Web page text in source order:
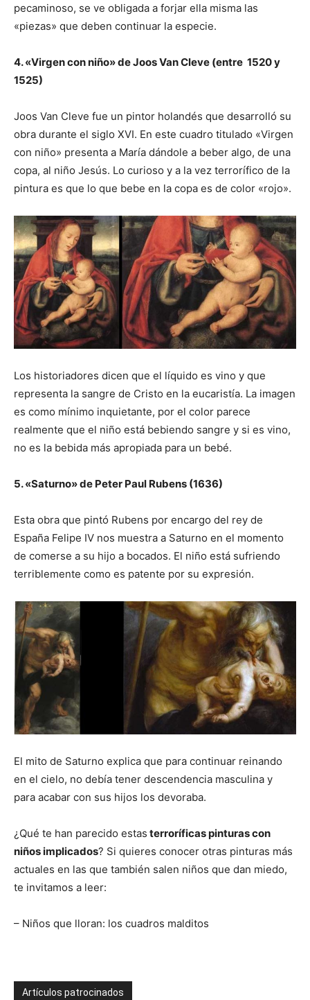
pecaminoso, se ve obligada a forjar ella misma las
«piezas» que deben continuar la especie.
4. «Virgen con niño» de Joos Van Cleve (entre 1520 y
1525)
Joos Van Cleve fue un pintor holandés que desarrolló su
obra durante el siglo XVI. En este cuadro titulado «Virgen
con niño» presenta a María dándole a beber algo, de una
copa, al niño Jesús. Lo curioso y a la vez terrorífico de la
pintura es que lo que bebe en la copa es de color «rojo».
Los historiadores dicen que el líquido es vino y que
representa la sangre de Cristo en la eucaristía. La imagen
es como mínimo inquietante, por el color parece
realmente que el niño está bebiendo sangre y si es vino,
no es la bebida más apropiada para un bebé.
5. «Saturno» de Peter Paul Rubens (1636)
Esta obra que pintó Rubens por encargo del rey de
España Felipe IV nos muestra a Saturno en el momento
de comerse a su hijo a bocados. El niño está sufriendo
terriblemente como es patente por su expresión.
El mito de Saturno explica que para continuar reinando
en el cielo, no debía tener descendencia masculina y
para acabar con sus hijos los devoraba.
¿Qué te han parecido estas terroríficas pinturas con
niños implicados? Si quieres conocer otras pinturas más
actuales en las que también salen niños que dan miedo,
te invitamos a leer:
– Niños que lloran: los cuadros malditos
Artículos patrocinados